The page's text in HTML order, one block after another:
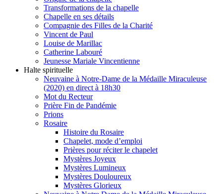
Transformations de la chapelle
Chapelle en ses détails
Compagnie des Filles de la Charité
Vincent de Paul
Louise de Marillac
Catherine Labouré
Jeunesse Mariale Vincentienne
Halte spirituelle
Neuvaine à Notre-Dame de la Médaille Miraculeuse
(2020) en direct à 18h30
Mot du Recteur
Prière Fin de Pandémie
Prions
Rosaire
Histoire du Rosaire
Chapelet, mode d’emploi
Prières pour réciter le chapelet
Mystères Joyeux
Mystères Lumineux
Mystères Douloureux
Mystères Glorieux